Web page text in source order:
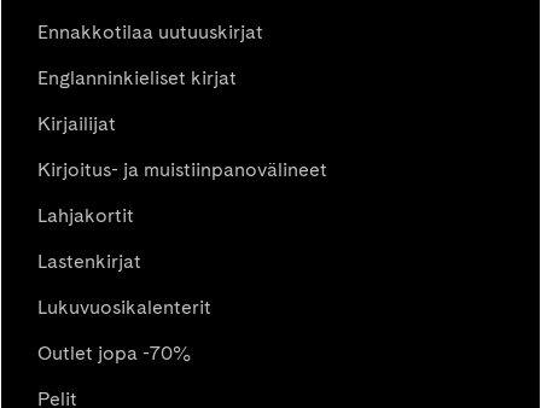
Ennakkotilaa uutuuskirjat
Englanninkieliset kirjat
Kirjailijat
Kirjoitus- ja muistiinpanovälineet
Lahjakortit
Lastenkirjat
Lukuvuosikalenterit
Outlet jopa -70%
Pelit